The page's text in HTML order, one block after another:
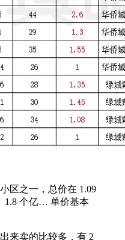
区之一，总价在 1.09
1.8 个亿… 单价基本
来卖的比较多，有 2